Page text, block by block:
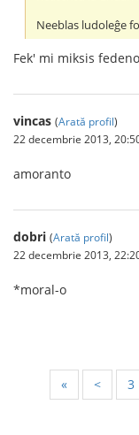
Neeblas ludoleĝe
Fek' mi miksis
vincas (Arată profil)
22 decembrie 2013,
amoranto
dobri (Arată profil)
22 decembrie 2013,
*moral-o
« < 3